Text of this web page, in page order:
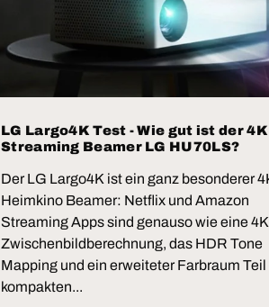
LG Largo4K Test - Wie gut ist der 4K
Streaming Beamer LG HU70LS?
Der LG Largo4K ist ein ganz besonderer
Heimkino Beamer: Netflix und Amazon
Streaming Apps sind genauso wie eine 4K
Zwischenbildberechnung, das HDR Tone
Mapping und ein erweiteter Farbraum Teil
kompakten...